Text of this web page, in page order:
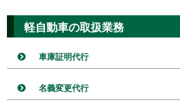
軽自動車の取扱業務
車庫証明代行
名義変更代行